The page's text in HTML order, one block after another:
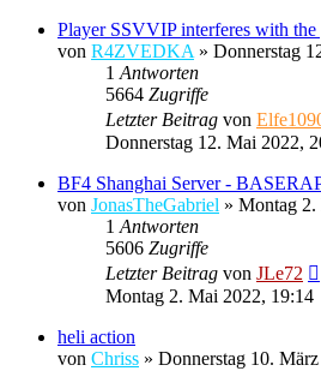
Player SSVVIP interferes with the
von R4ZVEDKA » Donnerstag
1 Antworten
5664 Zugriffe
Letzter Beitrag von
Donnerstag 12. Mai 2022,
BF4 Shanghai Server -
von JonasTheGabriel » Montag
1 Antworten
5606 Zugriffe
Letzter Beitrag von JLe72
Montag 2. Mai 2022, 19:14
heli action
von Chriss » Donnerstag 10.